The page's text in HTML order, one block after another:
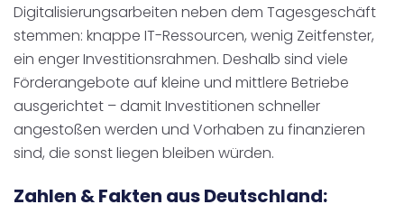
Digitalisierungsarbeiten neben dem Tagesgeschäft
stemmen: knappe IT-Ressourcen, wenig Zeitfenster,
ein enger Investitionsrahmen. Deshalb sind viele
Förderangebote auf kleine und mittlere Betriebe
ausgerichtet – damit Investitionen schneller
angestoßen werden und Vorhaben zu finanzieren
sind, die sonst liegen bleiben würden.
Zahlen & Fakten aus Deutschland: